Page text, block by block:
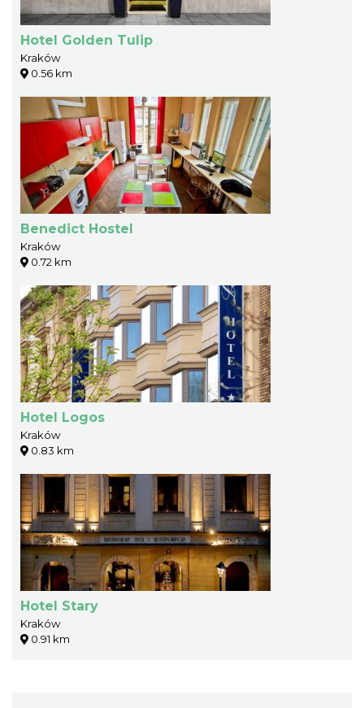
Hotel Golden Tulip
Kraków
0.56 km
Benedict Hostel
Kraków
0.72 km
Hotel Logos
Kraków
0.83 km
Hotel Stary
Kraków
0.91 km